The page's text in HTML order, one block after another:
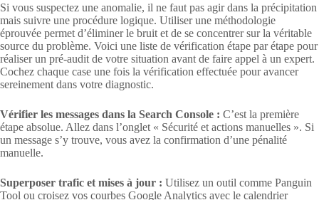
Si vous suspectez une anomalie, il ne faut pas agir dans la précipitation
mais suivre une procédure logique. Utiliser une méthodologie
éprouvée permet d’éliminer le bruit et de se concentrer sur la véritable
source du problème. Voici une liste de vérification étape par étape pour
réaliser un pré-audit de votre situation avant de faire appel à un expert.
Cochez chaque case une fois la vérification effectuée pour avancer
sereinement dans votre diagnostic.
Vérifier les messages dans la Search Console : C’est la première
étape absolue. Allez dans l’onglet « Sécurité et actions manuelles ». Si
un message s’y trouve, vous avez la confirmation d’une pénalité
manuelle.
Superposer trafic et mises à jour : Utilisez un outil comme Panguin
Tool ou croisez vos courbes Google Analytics avec le calendrier